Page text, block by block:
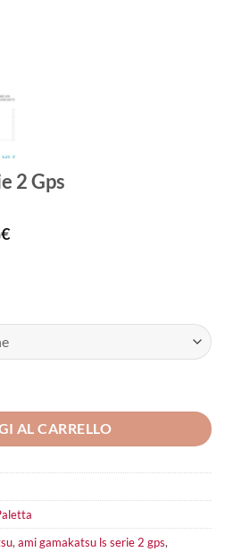
2 Gps
€
AL CARRELLO
, ami gamakatsu ls serie 2 gps,